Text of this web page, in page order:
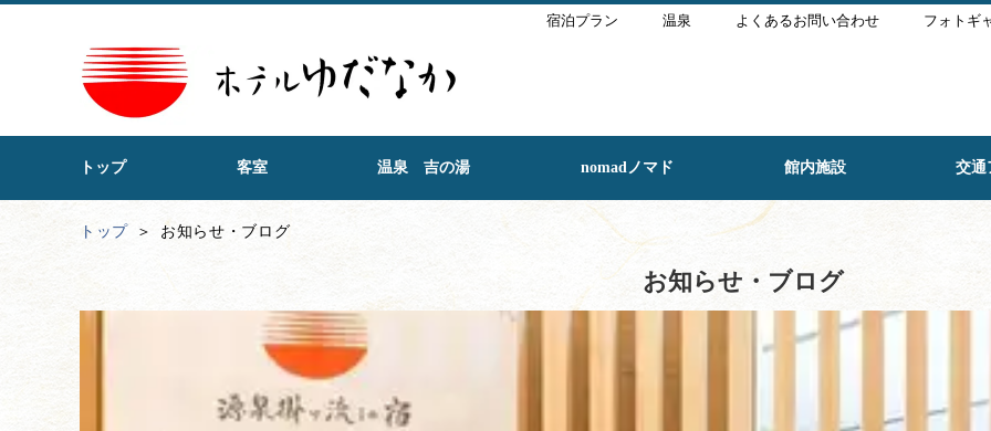
宿泊プラン 温泉 よくあるお問い合わせ フォトギ
トップ 客室 温泉 吉の湯 nomadノマド 館内施設 交通
トップ お知らせ・ブログ
お知らせ・ブログ